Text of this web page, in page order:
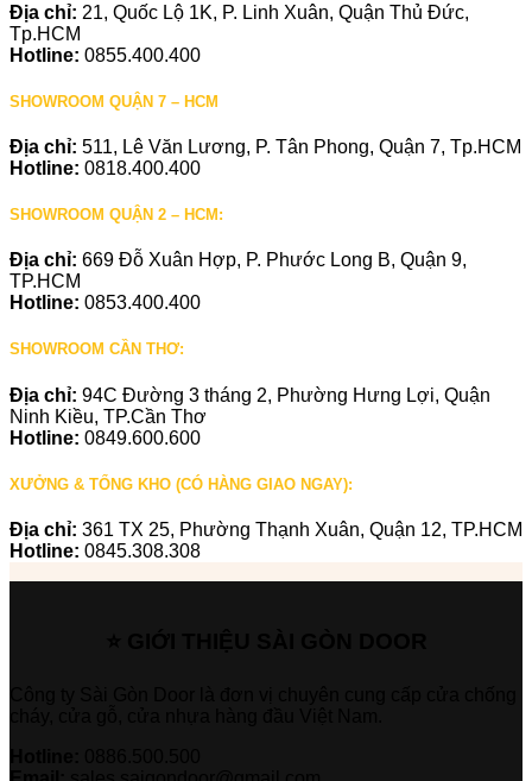
Địa chỉ: 21, Quốc Lộ 1K, P. Linh Xuân, Quận Thủ Đức,
Tp.HCM
Hotline: 0855.400.400
SHOWROOM QUẬN 7 – HCM
Địa chỉ: 511, Lê Văn Lương, P. Tân Phong, Quận 7, Tp.HCM
Hotline: 0818.400.400
SHOWROOM QUẬN 2 – HCM:
Địa chỉ: 669 Đỗ Xuân Hợp, P. Phước Long B, Quận 9,
TP.HCM
Hotline: 0853.400.400
SHOWROOM CẦN THƠ:
Địa chỉ: 94C Đường 3 tháng 2, Phường Hưng Lợi, Quận
Ninh Kiều, TP.Cần Thơ
Hotline: 0849.600.600
XƯỞNG & TỔNG KHO (CÓ HÀNG GIAO NGAY):
Địa chỉ: 361 TX 25, Phường Thạnh Xuân, Quận 12, TP.HCM
Hotline: 0845.308.308